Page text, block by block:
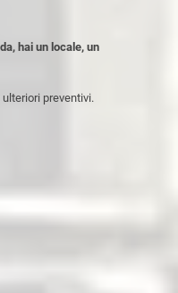
hai un locale, un
preventivi.